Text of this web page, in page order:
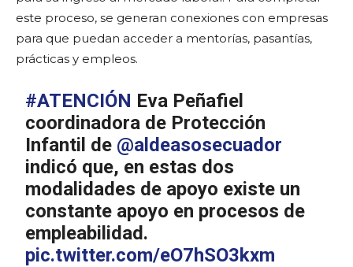
este proceso, se generan conexiones con empresas
para que puedan acceder a mentorías, pasantías,
prácticas y empleos.
#ATENCIÓN Eva Peñafiel
coordinadora de Protección
Infantil de @aldeasosecuador
indicó que, en estas dos
modalidades de apoyo existe un
constante apoyo en procesos de
empleabilidad.
pic.twitter.com/eO7hSO3kxm